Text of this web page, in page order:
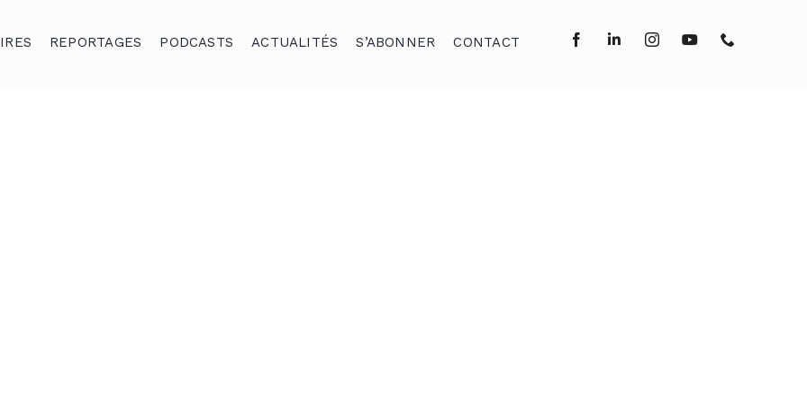
REPORTAGES PODCASTS ACTUALITÉS S’ABONNER CONTACT